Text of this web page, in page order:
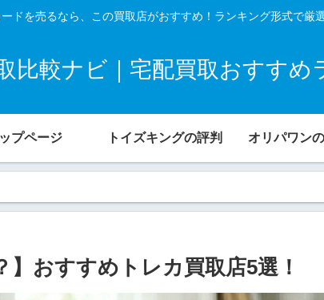
ードを売るなら、この買取店がおすすめ！ランキング形式で厳
比較ナビ｜宅配買取おすすめ
ップページ トイズキングの評判 オリパワン
】おすすめトレカ買取店5選！